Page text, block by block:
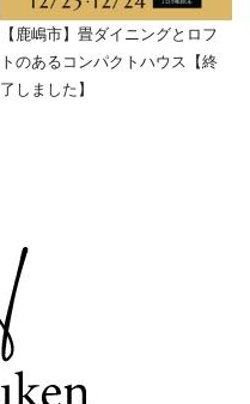
【鹿嶋市】畳ダイニングとロフ
トのあるコンパクトハウス【終
了しました】